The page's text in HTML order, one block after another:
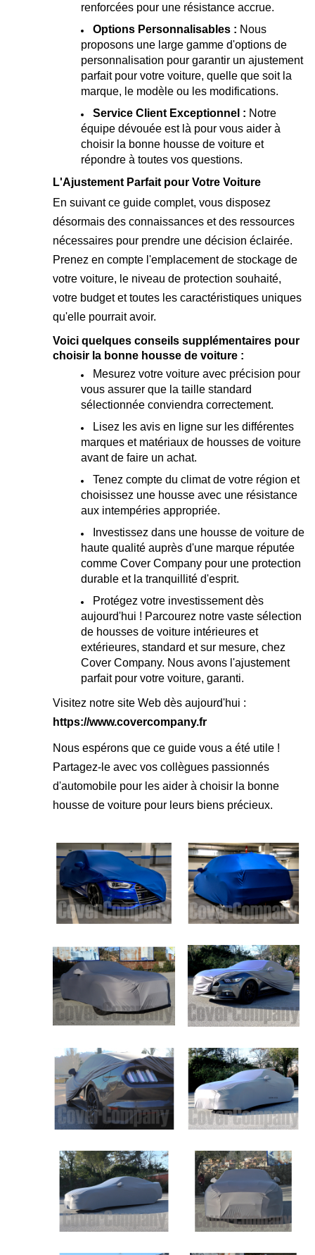
renforcées pour une résistance accrue.
Options Personnalisables : Nous
proposons une large gamme d'options de
personnalisation pour garantir un ajustement
parfait pour votre voiture, quelle que soit la
marque, le modèle ou les modifications.
Service Client Exceptionnel : Notre
équipe dévouée est là pour vous aider à
choisir la bonne housse de voiture et
répondre à toutes vos questions.
L'Ajustement Parfait pour Votre Voiture
En suivant ce guide complet, vous disposez
désormais des connaissances et des ressources
nécessaires pour prendre une décision éclairée.
Prenez en compte l'emplacement de stockage de
votre voiture, le niveau de protection souhaité,
votre budget et toutes les caractéristiques uniques
qu'elle pourrait avoir.
Voici quelques conseils supplémentaires pour
choisir la bonne housse de voiture :
Mesurez votre voiture avec précision pour
vous assurer que la taille standard
sélectionnée conviendra correctement.
Lisez les avis en ligne sur les différentes
marques et matériaux de housses de voiture
avant de faire un achat.
Tenez compte du climat de votre région et
choisissez une housse avec une résistance
aux intempéries appropriée.
Investissez dans une housse de voiture de
haute qualité auprès d'une marque réputée
comme Cover Company pour une protection
durable et la tranquillité d'esprit.
Protégez votre investissement dès
aujourd'hui ! Parcourez notre vaste sélection
de housses de voiture intérieures et
extérieures, standard et sur mesure, chez
Cover Company. Nous avons l'ajustement
parfait pour votre voiture, garanti.
Visitez notre site Web dès aujourd'hui :
https://www.covercompany.fr
Nous espérons que ce guide vous a été utile !
Partagez-le avec vos collègues passionnés
d'automobile pour les aider à choisir la bonne
housse de voiture pour leurs biens précieux.